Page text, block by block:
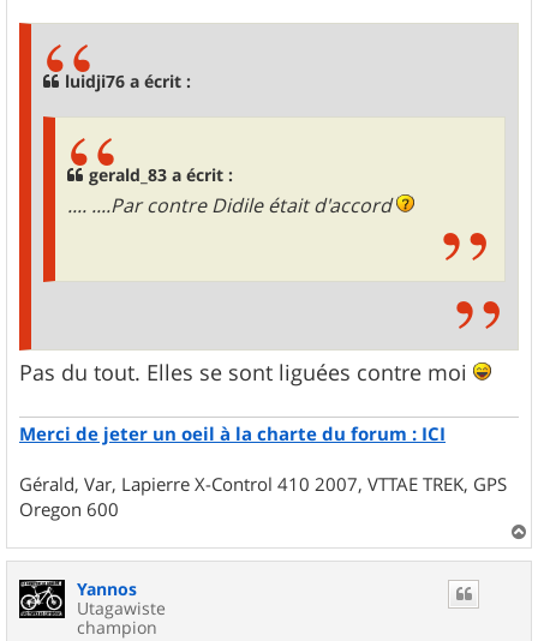
luidji76 a écrit :
gerald_83 a écrit :
.... ....Par contre Didile était d'accord
Pas du tout. Elles se sont liguées contre moi
Merci de jeter un oeil à la charte du forum : ICI
Gérald, Var, Lapierre X-Control 410 2007, VTTAE TREK, GPS
Oregon 600
a
Yannos
Utagawiste
champion